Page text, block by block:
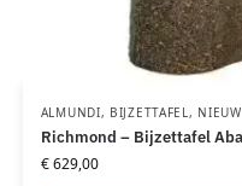
ALMUNDI, BIJZETTAFEL, NIEUW
Richmond – Bijzettafel
€629,00